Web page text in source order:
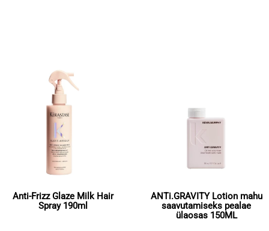
Anti-Frizz Glaze Milk Hair
Spray 190ml
ANTi.GRAVITY Lotion mahu
saavutamiseks pealae
ülaosas 150ML